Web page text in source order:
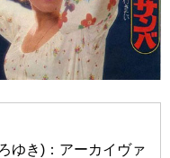
ゆき)：アーカイヴァ